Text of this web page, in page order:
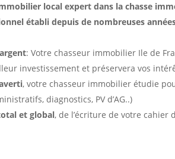
local expert dans la chasse
établi depuis de nombreuses
: Votre chasseur immobilier Ile de
investissement et préservera vos
, votre chasseur immobilier étudie
diagnostics, PV d’AG..)
et global, de l’écriture de votre cahier